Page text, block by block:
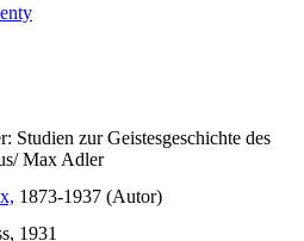
Studien zur Geistesgeschichte des
Max Adler
1873-1937 (Autor)
1931